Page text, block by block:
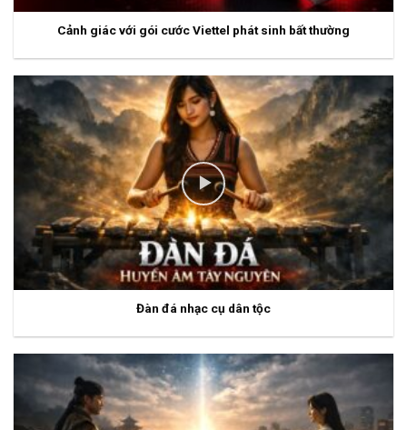
Cảnh giác với gói cước Viettel phát sinh bất thường
Đàn đá nhạc cụ dân tộc